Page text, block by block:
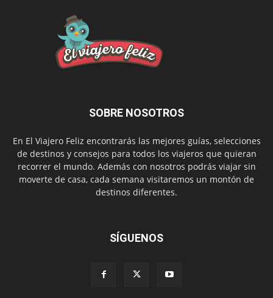
SOBRE NOSOTROS
En El Viajero Feliz encontrarás las mejores guías, selecciones
de destinos y consejos para todos los viajeros que quieran
recorrer el mundo. Además con nosotros podrás viajar sin
moverte de casa, cada semana visitaremos un montón de
destinos diferentes.
SÍGUENOS